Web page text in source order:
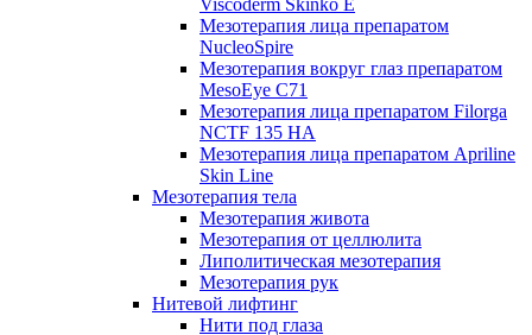
Viscoderm Skinko E
Мезотерапия лица препаратом
NucleoSpire
Мезотерапия вокруг глаз препаратом
MesoEye С71
Мезотерапия лица препаратом Filorga
NCTF 135 HA
Мезотерапия лица препаратом Apriline
Skin Line
Мезотерапия тела
Мезотерапия живота
Мезотерапия от целлюлита
Липолитическая мезотерапия
Мезотерапия рук
Нитевой лифтинг
Нити под глаза